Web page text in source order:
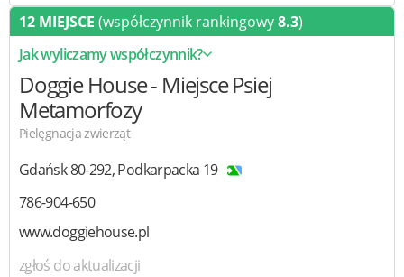
12 MIEJSCE (współczynnik rankingowy8.3)
Jak wyliczamy współczynnik?
Doggie House- Miejsce Psiej
Metamorfozy
Pielęgnacja zwierząt
Gdańsk80-292,Podkarpacka 19
786-904-650
www.doggiehouse.pl
zgłoś do aktualizacji